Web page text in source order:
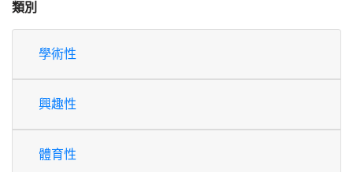
類別
學術性
興趣性
體育性